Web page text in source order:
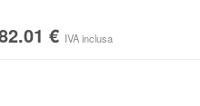
€ IVA inclusa